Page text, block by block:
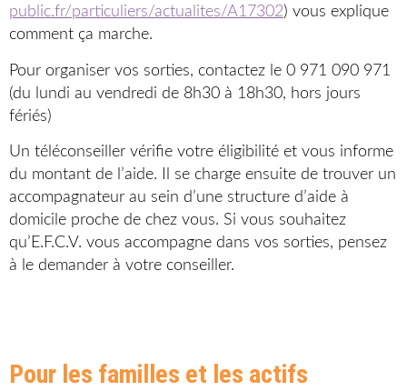
public.fr/particuliers/actualites/A17302) vous explique
comment ça marche.
Pour organiser vos sorties, contactez le 0 971 090 971
(du lundi au vendredi de 8h30 à 18h30, hors jours
fériés)
Un téléconseiller vérifie votre éligibilité et vous informe
du montant de l’aide. Il se charge ensuite de trouver un
accompagnateur au sein d’une structure d’aide à
domicile proche de chez vous. Si vous souhaitez
qu’E.F.C.V. vous accompagne dans vos sorties, pensez
à le demander à votre conseiller.
Pour les familles et les actifs